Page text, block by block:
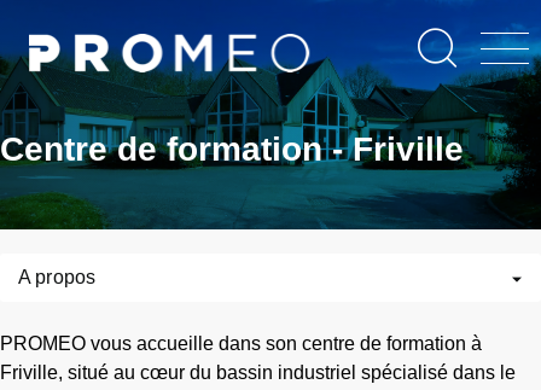
contenu
principal
Centre de formation - Friville
A propos
PROMEO vous accueille dans son centre de formation à
Friville, situé au cœur du bassin industriel spécialisé dans le